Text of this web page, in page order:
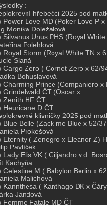
:
hřebečci 2025 pod
Power Love MD (Poker Love P
Monika Doležalová
Silvanus Unus PHS (Royal
Polehlová
Royal Storm (Royal White TN x
Slaná
Cargo Zero ( Cornet Zero x 62/
Bohuslavová
Charming Prince (Companiero x
Grindelwald ČT (Oscar x
Zenith HF ČT
Heuricane D ČT
klisničky 2025 pod
Blue Belle (Zack me Blue x 52/
Prokešová
Eternity ( Zenegro x Eleanor Z)
Pavlíček
Lady Elis VK ( Giljandro v.d.
Kachyňa
Celestine M ( Babylon Berlin x
Malichová
Kannthesa ( Kanthago DK x
Jandová
Femme Fatale MD ČT